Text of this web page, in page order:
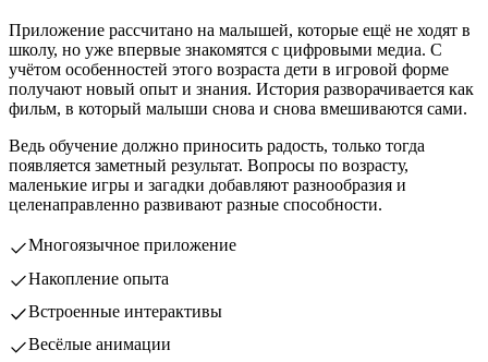
Приложение рассчитано на малышей, которые ещё не ходят в
школу, но уже впервые знакомятся с цифровыми медиа. С
учётом особенностей этого возраста дети в игровой форме
получают новый опыт и знания. История разворачивается как
фильм, в который малыши снова и снова вмешиваются сами.
Ведь обучение должно приносить радость, только тогда
появляется заметный результат. Вопросы по возрасту,
маленькие игры и загадки добавляют разнообразия и
целенаправленно развивают разные способности.
Многоязычное приложение
Накопление опыта
Встроенные интерактивы
Весёлые анимации